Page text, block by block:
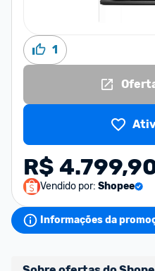
1
R$
Vendido por: Shopee
Informações da